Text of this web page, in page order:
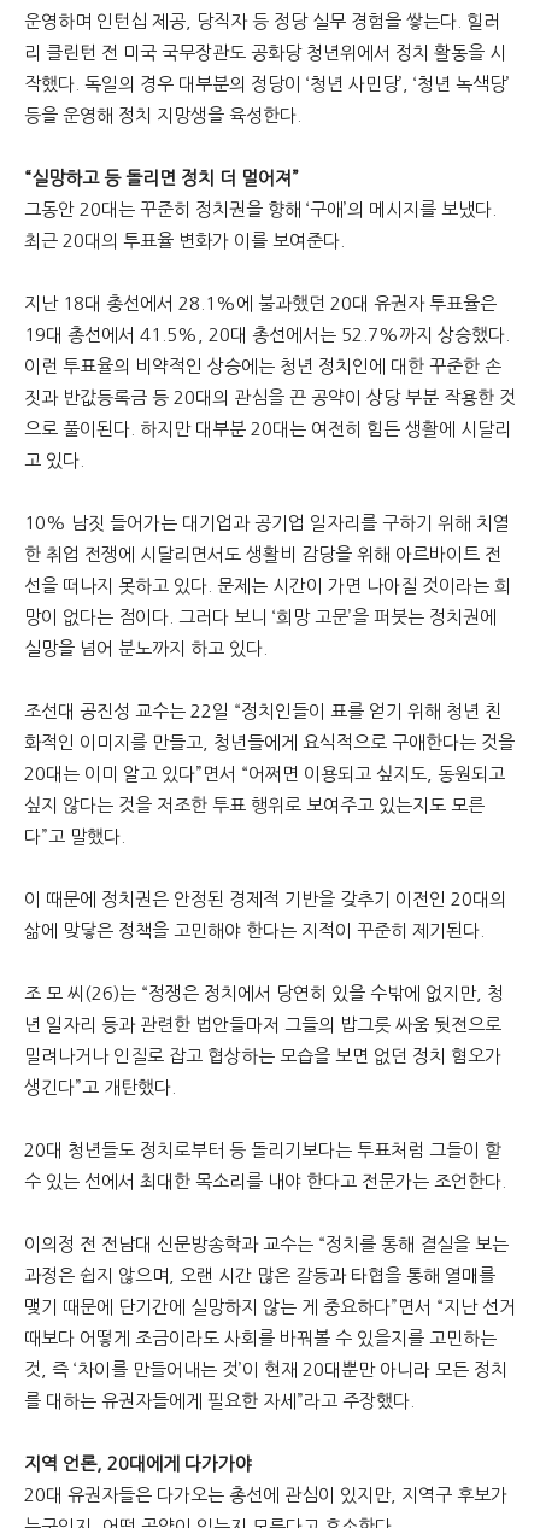
운영하며 인턴십 제공, 당직자 등 정당 실무 경험을 쌓는다. 힐러
리 클린턴 전 미국 국무장관도 공화당 청년위에서 정치 활동을 시
작했다. 독일의 경우 대부분의 정당이 ‘청년 사민당’, ‘청년 녹색당’
등을 운영해 정치 지망생을 육성한다.
“실망하고 등 돌리면 정치 더 멀어져”
그동안 20대는 꾸준히 정치권을 향해 ‘구애’의 메시지를 보냈다.
최근 20대의 투표율 변화가 이를 보여준다.
지난 18대 총선에서 28.1%에 불과했던 20대 유권자 투표율은
19대 총선에서 41.5%, 20대 총선에서는 52.7%까지 상승했다.
이런 투표율의 비약적인 상승에는 청년 정치인에 대한 꾸준한 손
짓과 반값등록금 등 20대의 관심을 끈 공약이 상당 부분 작용한 것
으로 풀이된다. 하지만 대부분 20대는 여전히 힘든 생활에 시달리
고 있다.
10% 남짓 들어가는 대기업과 공기업 일자리를 구하기 위해 치열
한 취업 전쟁에 시달리면서도 생활비 감당을 위해 아르바이트 전
선을 떠나지 못하고 있다. 문제는 시간이 가면 나아질 것이라는 희
망이 없다는 점이다. 그러다 보니 ‘희망 고문’을 퍼붓는 정치권에
실망을 넘어 분노까지 하고 있다.
조선대 공진성 교수는 22일 “정치인들이 표를 얻기 위해 청년 친
화적인 이미지를 만들고, 청년들에게 요식적으로 구애한다는 것을
20대는 이미 알고 있다”면서 “어쩌면 이용되고 싶지도, 동원되고
싶지 않다는 것을 저조한 투표 행위로 보여주고 있는지도 모른
다”고 말했다.
이 때문에 정치권은 안정된 경제적 기반을 갖추기 이전인 20대의
삶에 맞닿은 정책을 고민해야 한다는 지적이 꾸준히 제기된다.
조 모 씨(26)는 “정쟁은 정치에서 당연히 있을 수밖에 없지만, 청
년 일자리 등과 관련한 법안들마저 그들의 밥그릇 싸움 뒷전으로
밀려나거나 인질로 잡고 협상하는 모습을 보면 없던 정치 혐오가
생긴다”고 개탄했다.
20대 청년들도 정치로부터 등 돌리기보다는 투표처럼 그들이 할
수 있는 선에서 최대한 목소리를 내야 한다고 전문가는 조언한다.
이의정 전 전남대 신문방송학과 교수는 “정치를 통해 결실을 보는
과정은 쉽지 않으며, 오랜 시간 많은 갈등과 타협을 통해 열매를
맺기 때문에 단기간에 실망하지 않는 게 중요하다”면서 “지난 선거
때보다 어떻게 조금이라도 사회를 바꿔볼 수 있을지를 고민하는
것, 즉 ‘차이를 만들어내는 것’이 현재 20대뿐만 아니라 모든 정치
를 대하는 유권자들에게 필요한 자세”라고 주장했다.
지역 언론, 20대에게 다가가야
20대 유권자들은 다가오는 총선에 관심이 있지만, 지역구 후보가